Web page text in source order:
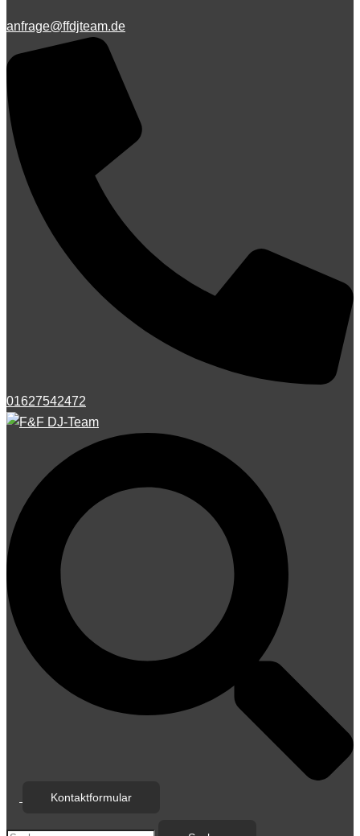
anfrage@ffdjteam.de
01627542472
Kontaktformular
Suchen